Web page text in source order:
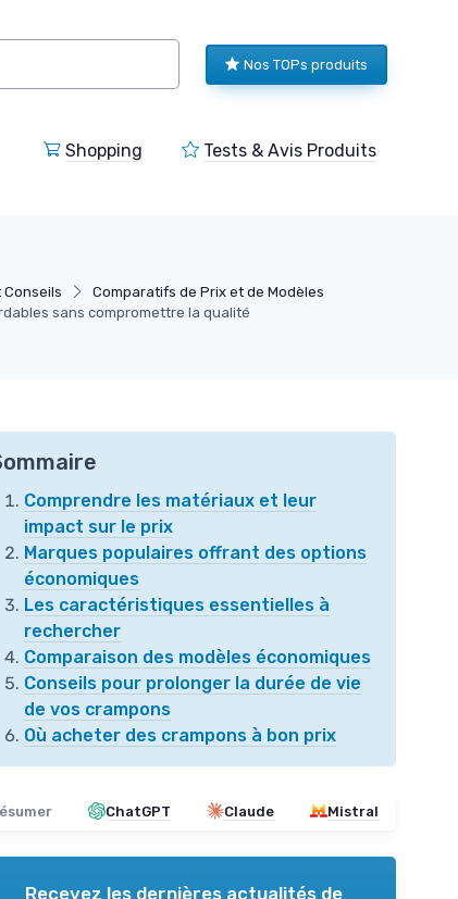
Nos TOPs produits
Shopping Tests & Avis Produits
Conseils
Comparatifs de Prix et de Modèles
sans compromettre la qualité
Comprendre les matériaux et leur
impact sur le prix
Marques populaires offrant des options
économiques
Les caractéristiques essentielles à
rechercher
Comparaison des modèles économiques
Conseils pour prolonger la durée de vie
de vos crampons
Où acheter des crampons à bon prix
ChatGPT Claude Mistral
Recevez les dernières actualités de